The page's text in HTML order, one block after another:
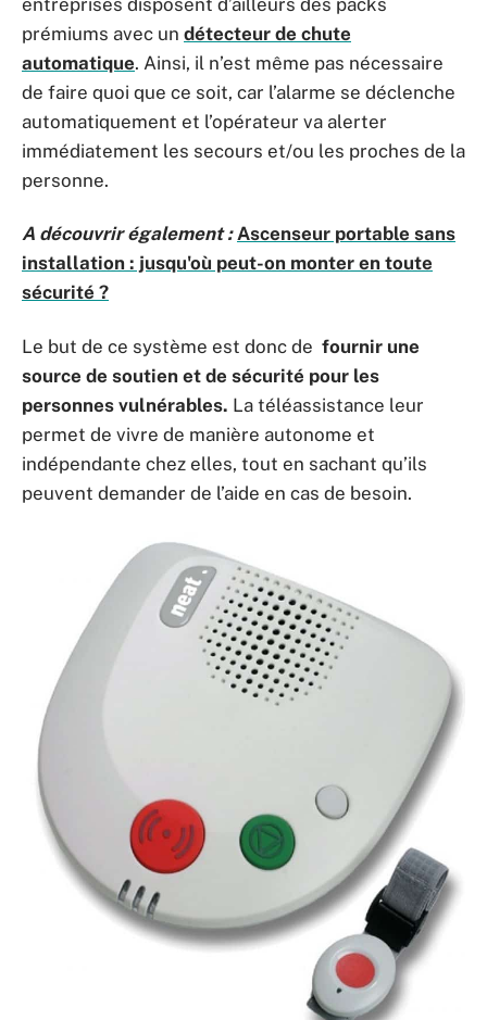
prémiums avec un détecteur de chute
automatique. Ainsi, il n’est même pas nécessaire
de faire quoi que ce soit, car l’alarme se déclenche
automatiquement et l’opérateur va alerter
immédiatement les secours et/ou les proches de la
personne.
A découvrir également : Ascenseur portable sans
installation : jusqu'où peut-on monter en toute
sécurité ?
Le but de ce système est donc de fournir une
source de soutien et de sécurité pour les
personnes vulnérables. La téléassistance leur
permet de vivre de manière autonome et
indépendante chez elles, tout en sachant qu’ils
peuvent demander de l’aide en cas de besoin.